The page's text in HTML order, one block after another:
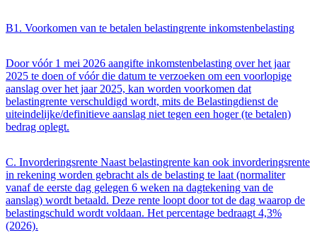
B1. Voorkomen van te betalen belastingrente inkomstenbelasting
Door vóór 1 mei 2026 aangifte inkomstenbelasting over het jaar
2025 te doen of vóór die datum te verzoeken om een voorlopige
aanslag over het jaar 2025, kan worden voorkomen dat
belastingrente verschuldigd wordt, mits de Belastingdienst de
uiteindelijke/definitieve aanslag niet tegen een hoger (te betalen)
bedrag oplegt.
C. Invorderingsrente Naast belastingrente kan ook invorderingsrente
in rekening worden gebracht als de belasting te laat (normaliter
vanaf de eerste dag gelegen 6 weken na dagtekening van de
aanslag) wordt betaald. Deze rente loopt door tot de dag waarop de
belastingschuld wordt voldaan. Het percentage bedraagt 4,3%
(2026).